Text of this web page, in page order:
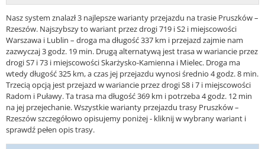
Nasz system znalazł 3 najlepsze warianty przejazdu na trasie Pruszków –
Rzeszów. Najszybszy to wariant przez drogi 719 i S2 i miejscowości
Warszawa i Lublin – droga ma długość 337 km i przejazd zajmie nam
zazwyczaj 3 godz. 19 min. Drugą alternatywą jest trasa w wariancie przez
drogi S7 i 73 i miejscowości Skarżysko-Kamienna i Mielec. Droga ma
wtedy długość 325 km, a czas jej przejazdu wynosi średnio 4 godz. 8 min.
Trzecią opcją jest przejazd w wariancie przez drogi S8 i 7 i miejscowości
Radom i Puławy. Ta trasa ma długość 369 km i potrzeba 4 godz. 12 min
na jej przejechanie. Wszystkie warianty przejazdu trasy Pruszków –
Rzeszów szczegółowo opisujemy poniżej - kliknij w wybrany wariant i
sprawdź pełen opis trasy.